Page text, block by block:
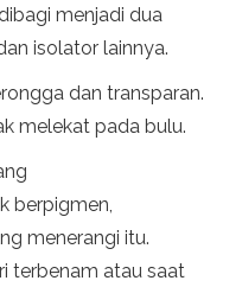
menjadi dua
isolator lainnya.
dan transparan.
melekat pada bulu.
berpigmen,
menerangi itu.
terbenam atau saat